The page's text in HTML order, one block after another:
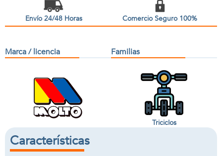
Envío 24/48 Horas Comercio Seguro 100%
Marca / licencia Familias
Triciclos
Características